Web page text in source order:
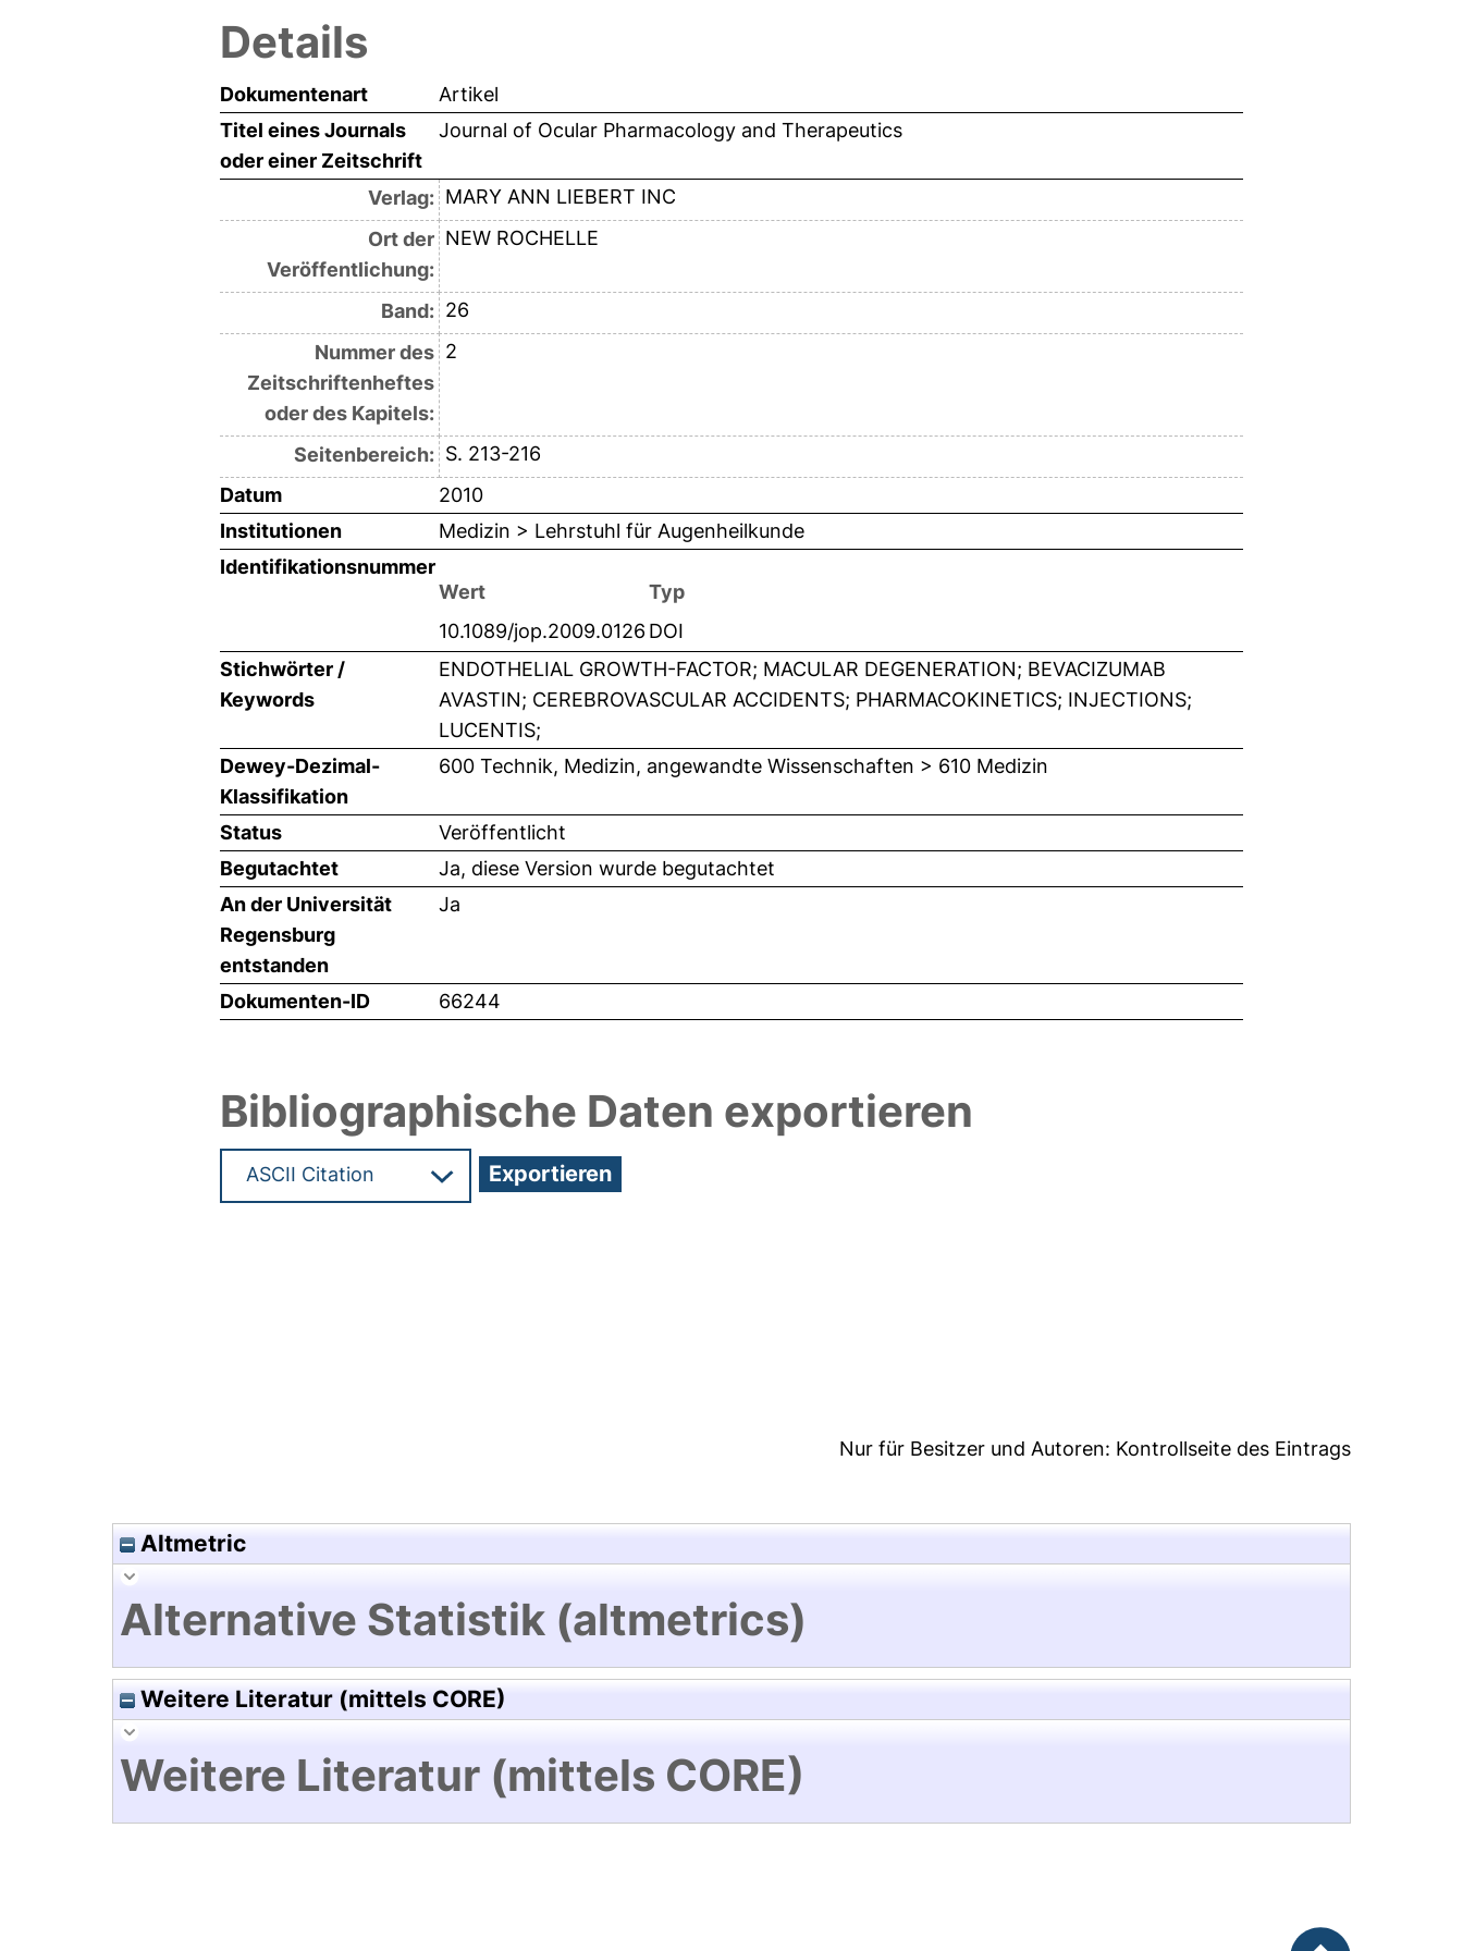
Details
Dokumentenart
Artikel
Titel eines Journals
oder einer Zeitschrift
Journal of Ocular Pharmacology and Therapeutics
Verlag: MARY ANN LIEBERT INC
Ort der
Veröffentlichung:
NEW ROCHELLE
Band: 26
Nummer des
Zeitschriftenheftes
oder des Kapitels:
2
Seitenbereich: S. 213-216
Datum
2010
Institutionen
Medizin > Lehrstuhl für Augenheilkunde
Identifikationsnummer
Wert
Typ
10.1089/jop.2009.0126 DOI
Stichwörter /
Keywords
ENDOTHELIAL GROWTH-FACTOR; MACULAR DEGENERATION; BEVACIZUMAB
AVASTIN; CEREBROVASCULAR ACCIDENTS; PHARMACOKINETICS; INJECTIONS;
LUCENTIS;
Dewey-Dezimal-
Klassifikation
600 Technik, Medizin, angewandte Wissenschaften > 610 Medizin
Status
Veröffentlicht
Begutachtet
Ja, diese Version wurde begutachtet
An der Universität
Regensburg
entstanden
Ja
Dokumenten-ID 66244
Bibliographische Daten exportieren
Nur für Besitzer und Autoren: Kontrollseite des Eintrags
Altmetric
Alternative Statistik (altmetrics)
Weitere Literatur (mittels CORE)
Weitere Literatur (mittels CORE)